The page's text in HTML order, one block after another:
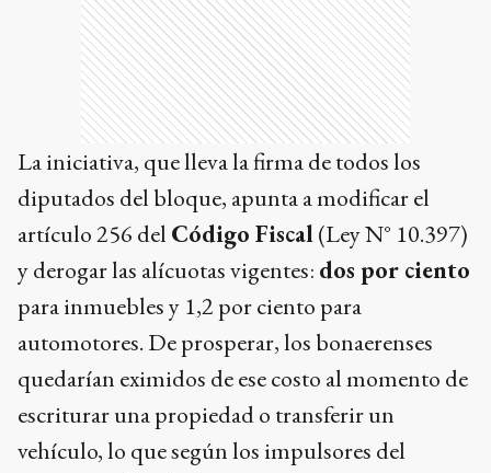
artículo 256 delCódigo Fiscal(Ley N° 10.397)
y derogar las alícuotas vigentes:dos por ciento
para inmuebles y 1,2 por ciento para
automotores. De prosperar, los bonaerenses
quedarían eximidos de ese costo al momento de
escriturar una propiedad o transferir un
vehículo, lo que según los impulsores del
proyecto redundaría en una mayor
formalización patrimonial y un efecto expansivo
sobre la actividad de escribanos, martilleros y
empresas del sector.
"No se puede castigar a una familia que ahorró
toda su vida para comprar una casa o a un